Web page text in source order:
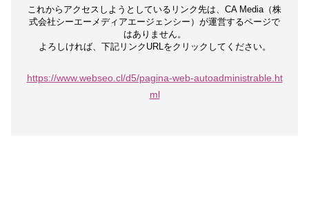
これからアクセスしようとしているリンク先は、 CA Media（株
式会社シーエーメディアエージェンシー）が運営するページで
はありません。
よろしければ、下記リンクURLをクリックしてください。
https://www.webseo.cl/d5/pagina-web-autoadministrable.ht
ml